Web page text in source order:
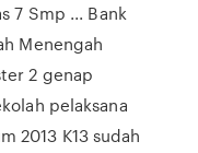
7 Smp ... Bank
Menengah
2 genap
pelaksana
2013 K13 sudah